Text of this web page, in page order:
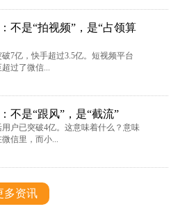
不是“拍视频”，是“占领算
7亿，快手超过3.5亿。短视频平台
过了微信...
不是“跟风”，是“截流”
户已突破4亿。这意味着什么？意味
信里，而小...
多资讯